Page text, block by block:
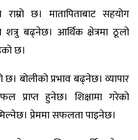
राम्रो छ। मातापिताबाट सहयोग
शत्रु बढ्नेछ। आर्थिक क्षेत्रमा ठूलो
छ।
छ। बोलीको प्रभाव बढ्नेछ। व्यापार
प्राप्त हुनेछ। शिक्षामा गरेको
प्रेममा सफलता पाइनेछ।